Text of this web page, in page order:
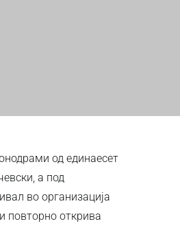
од единаесет
а под
во организација
повторно открива